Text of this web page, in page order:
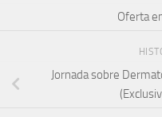
Oferta
Jornada sobre